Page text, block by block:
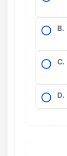
B.
C.
D.